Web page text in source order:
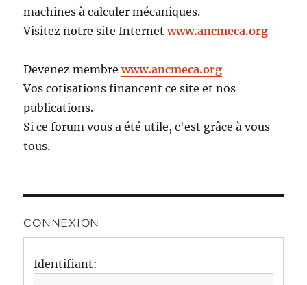
machines à calculer mécaniques.
Visitez notre site Internetwww.ancmeca.org
Devenez membrewww.ancmeca.org
Vos cotisations financent ce site et nos
publications.
Si ce forum vous a été utile, c'est grâce à vous
tous.
CONNEXION
Identifiant: